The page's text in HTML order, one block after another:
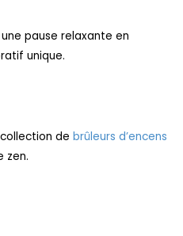
pause relaxante en
unique.
de brûleurs d’encens
zen.